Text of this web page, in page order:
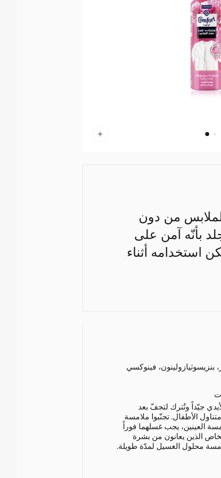
من دون
بأنّه آمن على
استخدامه أثناء
بنزيسوثيازولينون، فينوكسي
جيّداً وتُترك لتجفّ بعد
الأطفال. تجنّبوا ملامسة
العينين، يجب غسلهما فوراً
الذين يعانون من بشرة
محلول الغسيل لمدّة طويلة.